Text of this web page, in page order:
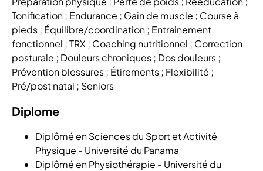
Tonification ; Endurance ; Gain de muscle ; Course à
pieds ; Équilibre/coordination ; Entrainement
fonctionnel ; TRX ; Coaching nutritionnel ; Correction
posturale ; Douleurs chroniques ; Dos douleurs ;
Prévention blessures ; Étirements ; Flexibilité ;
Pré/post natal ; Seniors
Diplome
Diplômé en Sciences du Sport et Activité
Physique - Université du Panama
Diplômé en Physiothérapie - Université du